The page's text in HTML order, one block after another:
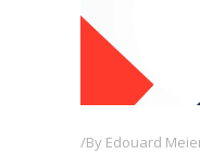
By Edouard